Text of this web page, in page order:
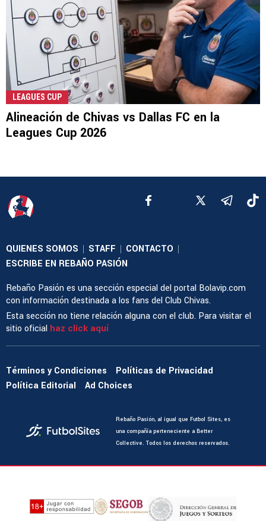
LEAGUES CUP
Alineación de Chivas vs Dallas FC en la
Leagues Cup 2026
QUIENES SOMOS | STAFF | CONTACTO |
ESCRIBE EN REBAÑO PASIÓN
Rebaño Pasión es una sección especial del portal Bolavip.com
con información destinada a los fans del Club Chivas.
Esta sección no tiene relación alguna con el club. Para visitar el
sitio oficial haz click aquí
Términos y Condiciones
Políticas de Privacidad
Política Editorial
Ad Choices
Rebaño Pasión, al igual que Futbol Sites, es
una compañía perteneciente a Better
Collective. Todos los derechos reservados.